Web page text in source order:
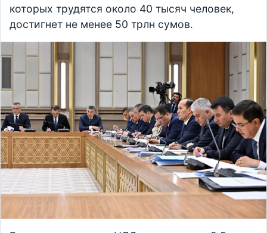
которых трудятся около 40 тысяч человек,
достигнет не менее 50 трлн сумов.